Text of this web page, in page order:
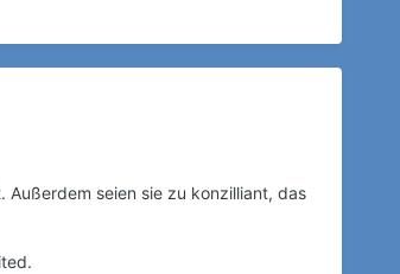
seien sie zu konzilliant, das